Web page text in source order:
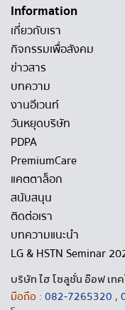
Information
เกี่ยวกับเรา
กิจกรรมเพื่อสังคม
ข่าวสาร
บทความ
งานอีเวนท์
วันหยุดบริษัท
PDPA
PremiumCare
แคตตาล็อก
สนับสนุน
ติดต่อเรา
บทความแนะนำ
LG & HSTN Seminar
บริษัท ไฮ โซลูชั่น อ๊อฟ เท
มือถือ : 082-7265320 ,